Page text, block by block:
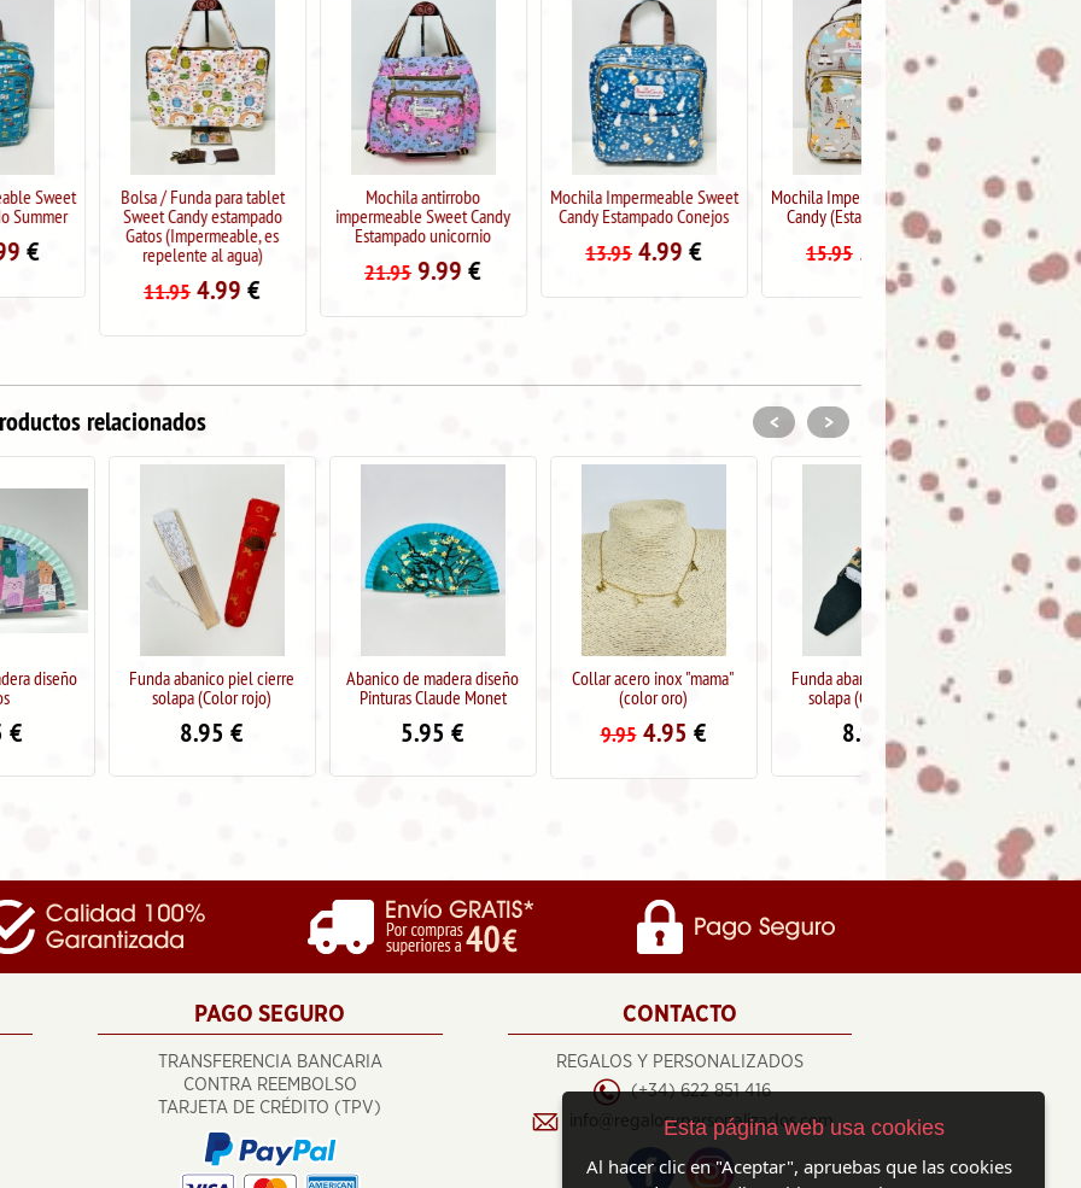
Bolsa / Funda para tablet
Sweet Candy estampado
Gatos (Impermeable, es
repelente al agua)
11.95 €
Mochila antirrobo
impermeable Sweet Candy
Estampado unicornio
21.95 €
Mochila Impermeable Sweet
Candy Estampado Conejos
€
Mochila Impermeable Sweet
Candy (Estampado osos)
15.95 €
Maletín PC /
portadocumentos Sweet
Candy (Estampado Summer)
14.95 9.99 €
relacionados
Funda abanico piel cierre
Abanico de madera diseño
Pinturas Claude Monet
Collar acero inox "mama"
(color oro)
Funda abanico piel cierre
solapa (Color negro)
Colgante de piedras y brillos
ajustable
14.95 7.50 €
< >
PAGO SEGURO
TRANSFERENCIA BANCARIA
CONTRA REEMBOLSO
TARJETA DE CRÉDITO (TPV)
CONTACTO
REGALOS Y PERSONALIZADOS
(+34) 622 851 416
info@regalosypersonalizados.com
Esta página web usa cookies
Al hacer clic en "Aceptar", apruebas que las cookies